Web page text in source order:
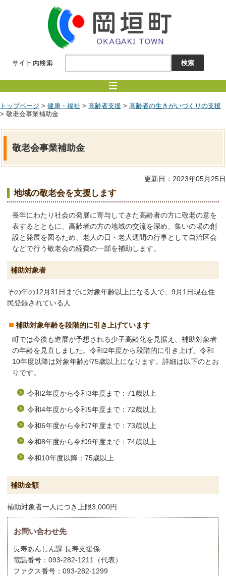
トップページ > 健康・福祉 > 高齢者支援 > 高齢者の生きがいづくりの支援
> 敬老会事業補助金
敬老会事業補助金
更新日：2023年05月25日
地域の敬老会を支援します
長年にわたり社会の発展に寄与してきた高齢者の方に敬老の意を
表するとともに、高齢者の方の地域の交流を深め、集いの場の創
設と発展を図るため、老人の日・老人週間の行事として自治区会
などで行う敬老会の経費の一部を補助します。
補助対象者
その年の12月31日までに対象年齢以上になる人で、9月1日現在住
民登録されている人
補助対象年齢を段階的に引き上げています
町では今後も進展が予想される少子高齢化を見据え、補助対象者
の年齢を見直しました。令和2年度から段階的に引き上げ、令和
10年度以降は対象年齢が75歳以上になります。詳細は以下のとお
りです。
令和2年度から令和3年度まで：71歳以上
令和4年度から令和5年度まで：72歳以上
令和6年度から令和7年度まで：73歳以上
令和8年度から令和9年度まで：74歳以上
令和10年度以降：75歳以上
補助金額
補助対象者一人につき上限3,000円
お問い合わせ先
長寿あんしん課 長寿支援係
電話番号：093-282-1211（代表）
ファクス番号：093-282-1299